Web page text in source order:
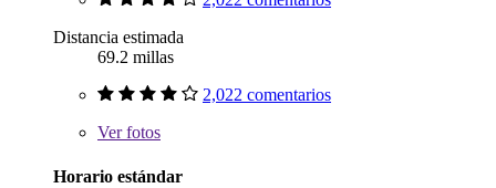
Distancia estimada
69.2 millas
2,022 comentarios
Verfotos
Horario estándar